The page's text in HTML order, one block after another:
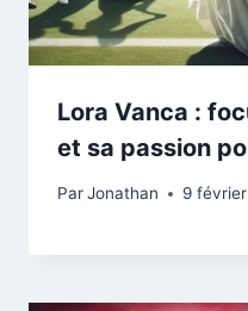
Lora Vanca :
et sa passion
ParJonathan 9